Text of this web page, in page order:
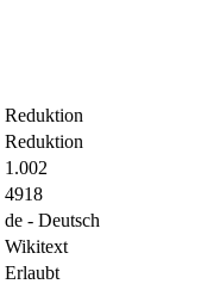
Reduktion
Reduktion
1.002
4918
de - Deutsch
Wikitext
Erlaubt